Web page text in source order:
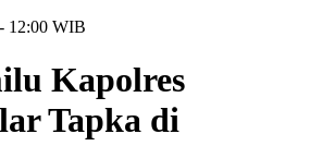
12:00 WIB
Kapolres
Tapka di